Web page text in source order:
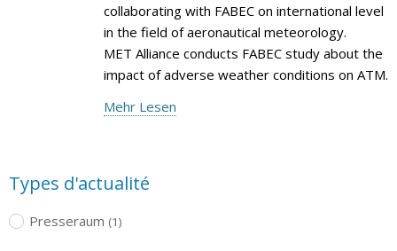
collaborating with FABEC on international level
in the field of aeronautical meteorology.
MET Alliance conducts FABEC study about the
impact of adverse weather conditions on ATM.
Mehr Lesen
Types d'actualité
Presseraum (1)